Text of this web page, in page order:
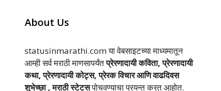
About Us
statusinmarathi.com या वेबसाइटच्या माध्यमातून
आम्ही सर्व मराठी माणसापर्यंतप्रेरणादायी कविता, प्रेरणादायी
कथा, प्रेरणादायी कोट्स, प्रेरक विचार आणि वाढदिवस
शुभेच्छा , मराठी स्टेटसपोचवण्याचा प्रयन्त करत आहोत.